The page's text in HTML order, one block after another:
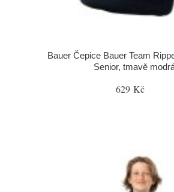
Bauer Čepice Bauer Team
Senior, tmavě
629 Kč